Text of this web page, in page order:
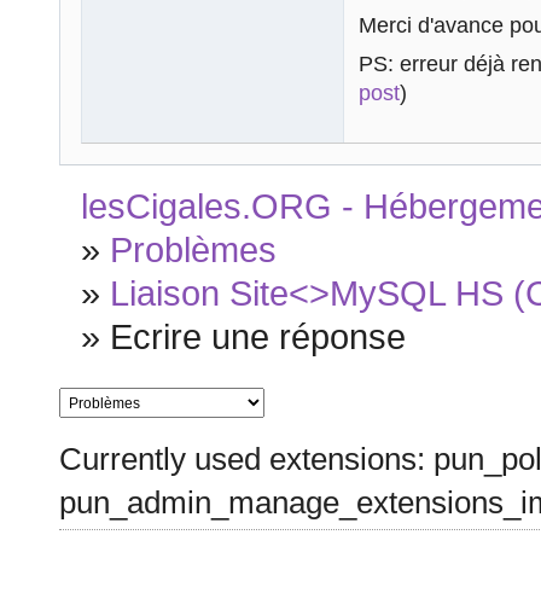
Merci d'avance
PS: erreur déjà
post)
lesCigales.ORG -
» Problèmes
» Liaison Site<>MySQL HS
» Ecrire une réponse
Currently used extensions: